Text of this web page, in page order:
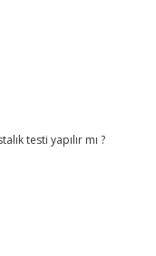
testi yapılır mı ?